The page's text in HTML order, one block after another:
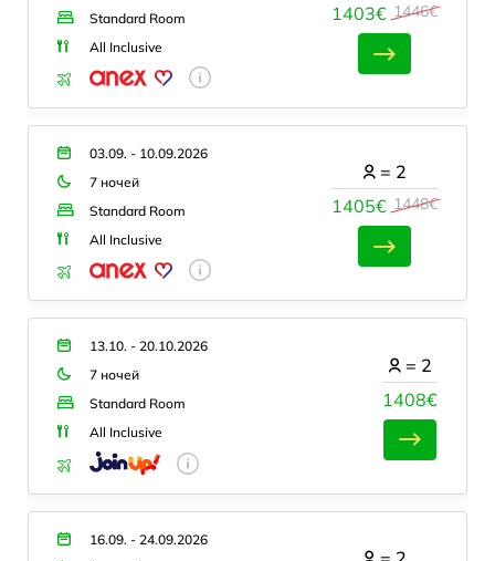
Standard Room
All Inclusive
1403€ 1446€
03.09. - 10.09.2026
7 ночей
Standard Room
All Inclusive
1405€ 1448€
= 2
13.10. - 20.10.2026
7 ночей
Standard Room
All Inclusive
1408€
= 2
16.09. - 24.09.2026